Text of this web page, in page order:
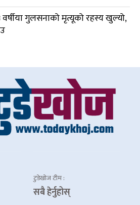
गुलसनाको मृत्यूको रहस्य खुल्यो,
टुडेखोज टीम :
सबै हेर्नुहोस्